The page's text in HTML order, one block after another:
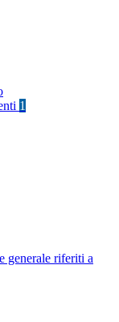
1
generale riferiti a